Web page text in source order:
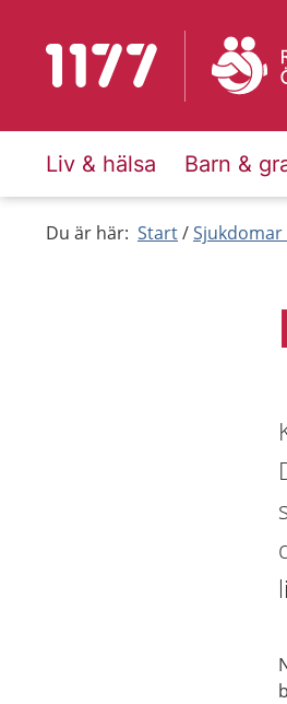
Till startsidan för 1177
Liv & hälsa Barn &
Du är här: Start